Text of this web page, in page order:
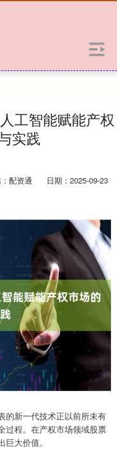
工智能赋能产权
实践
配资通
日期：2025-09-23
的新一代技术正以前所未有
过程。在产权市场领域股票
大价值。